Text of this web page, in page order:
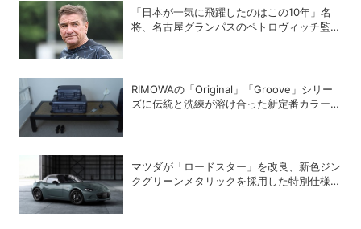
「日本が一気に飛躍したのはこの10年」名
将、名古屋グランパスのペトロヴィッチ監督
RIMOWAの「Original」「Groove」シリー
ズに伝統と洗練が溶け合った新定番カラーの
マツダが「ロードスター」を改良、新色ジン
クグリーンメタリックを採用した特別仕様車